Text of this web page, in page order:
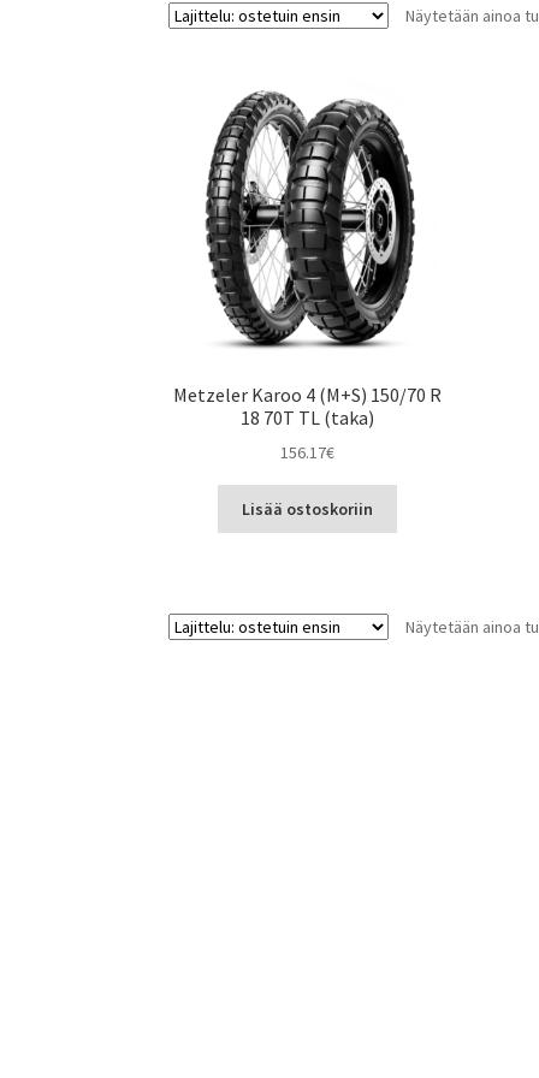
Näytetään ainoa
Metzeler Karoo 4 (M+S) 150/70 R
18 70T TL (taka)
156.17€
Lisää ostoskoriin
Näytetään ainoa